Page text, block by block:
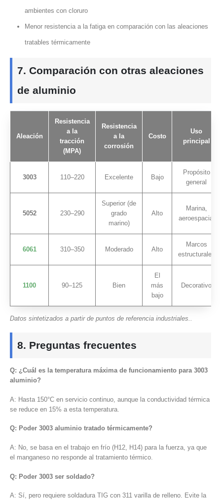
ambientes con cloruro
Menor resistencia a la fatiga en comparación con las aleaciones
tratables térmicamente
7. Comparación con otras aleaciones
de aluminio
Aleación
Resistencia
a la
tracción
(MPA)
Resistencia
a la
corrosión
Costo
Uso
principal
3003 110–220 Excelente Bajo
Propósito
general
5052 230–290
Superior (de
grado
marino)
Alto
Marina,
aeroespacial
6061 310–350 Moderado Alto
Marcos
estructurales
1100 90–125 Bien
El
más
bajo
Decorativo
Datos sintetizados a partir de puntos de referencia industriales..
8. Preguntas frecuentes
Q: ¿Cuál es la temperatura máxima de funcionamiento para 3003
aluminio?
A: Hasta 150°C en servicio continuo, aunque la conductividad térmica
se reduce en 15% a esta temperatura.
Q: Poder 3003 aluminio tratado térmicamente?
A: No, se basa en el trabajo en frío (H12, H14) para la fuerza, ya que
el manganeso no responde al tratamiento térmico.
Q: Poder 3003 ser soldado?
A: Sí, pero requiere soldadura TIG con 311 varilla de relleno. Evite la